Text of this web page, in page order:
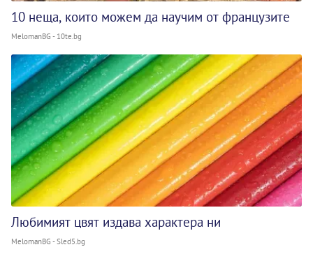
10 неща, които можем да научим от французите
MelomanBG - 10te.bg
Любимият цвят издава характера ни
MelomanBG - Sled5.bg